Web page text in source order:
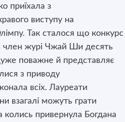
приїхала з
виступу на
Так сталося що конкурс
член журі Чжай Ши десять
поважне й представляє
з приводу
всіх. Лауреати
взагалі можуть грати
привернула Богдана